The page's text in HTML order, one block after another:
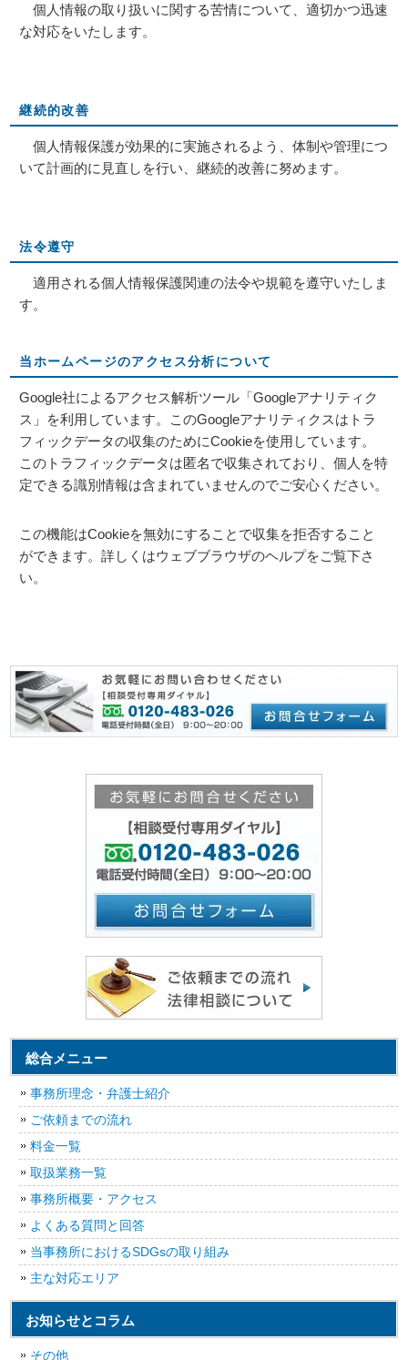
個人情報の取り扱いに関する苦情について、適切かつ迅速
な対応をいたします。
継続的改善
個人情報保護が効果的に実施されるよう、体制や管理につ
いて計画的に見直しを行い、継続的改善に努めます。
法令遵守
適用される個人情報保護関連の法令や規範を遵守いたしま
す。
当ホームページのアクセス分析について
Google社によるアクセス解析ツール「Googleアナリティク
ス」を利用しています。このGoogleアナリティクスはトラ
フィックデータの収集のためにCookieを使用しています。
このトラフィックデータは匿名で収集されており、個人を特
定できる識別情報は含まれていませんのでご安心ください。
この機能はCookieを無効にすることで収集を拒否すること
ができます。詳しくはウェブブラウザのヘルプをご覧下さ
い。
総合メニュー
事務所理念・弁護士紹介
ご依頼までの流れ
料金一覧
取扱業務一覧
事務所概要・アクセス
よくある質問と回答
当事務所におけるSDGsの取り組み
主な対応エリア
お知らせとコラム
その他